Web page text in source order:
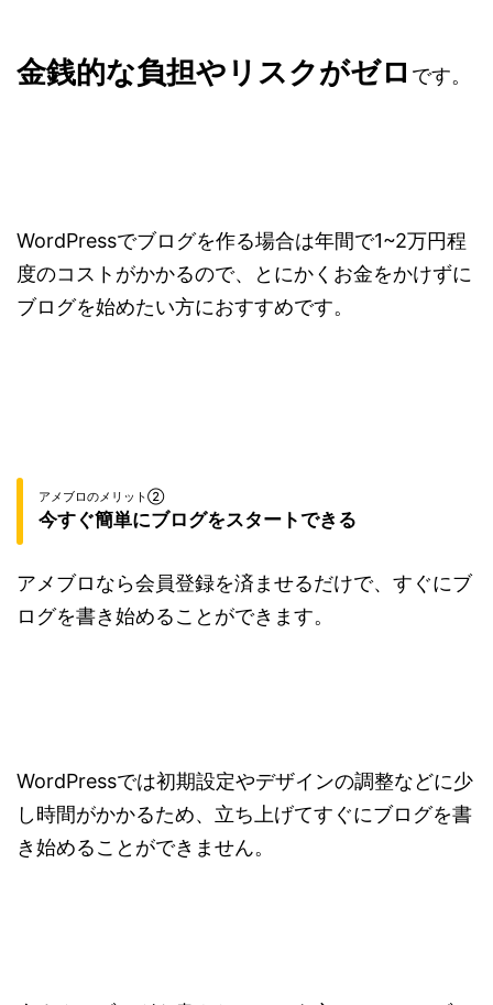
金銭的な負担やリスクがゼロ です。
WordPressでブログを作る場合は年間で1~2万円程
度のコストがかかるので、とにかくお金をかけずに
ブログを始めたい方におすすめです。
アメブロのメリット②
今すぐ簡単にブログをスタートできる
アメブロなら会員登録を済ませるだけで、すぐにブ
ログを書き始めることができます。
WordPressでは初期設定やデザインの調整などに少
し時間がかかるため、立ち上げてすぐにブログを書
き始めることができません。